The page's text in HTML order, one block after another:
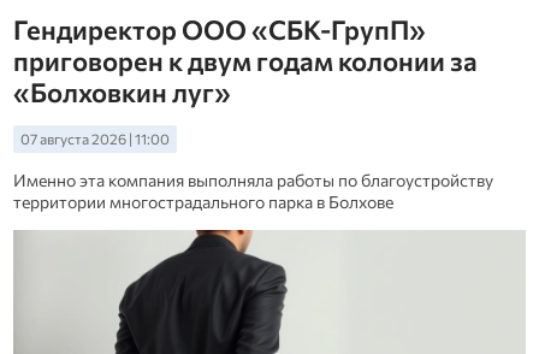
Гендиректор ООО «СБК-ГрупП»
приговорен к двум годам колонии за
«Болховкин луг»
07 августа 2026 | 11:00
Именно эта компания выполняла работы по благоустройству
территории многострадального парка в Болхове